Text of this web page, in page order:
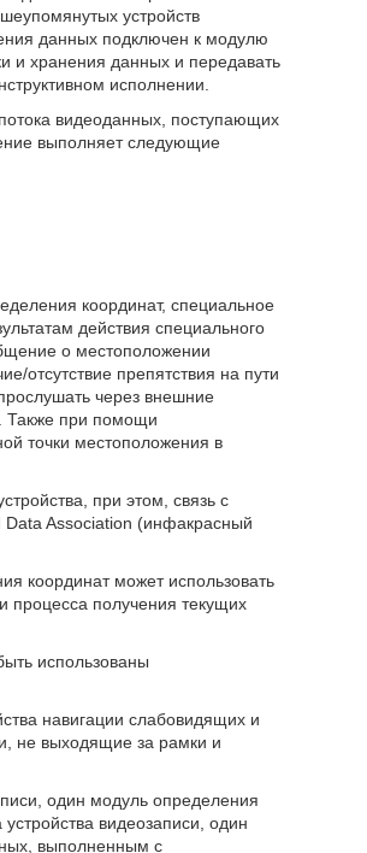
устройств
данных подключен к модулю
и хранения данных и передавать
исполнении.
видеоданных, поступающих
выполняет следующие
координат, специальное
действия специального
о местоположении
отсутствие препятствия на пути
через внешние
Также при помощи
точки местоположения в
при этом, связь с
Data Association (инфакрасный
координат может использовать
процесса получения текущих
использованы
навигации слабовидящих и
не выходящие за рамки и
один модуль определения
видеозаписи, один
выполненным с